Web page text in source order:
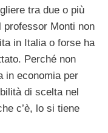
tra due o più
professor Monti non
in Italia o forse ha
Perché non
in economia per
di scelta nel
c’è, lo si tiene